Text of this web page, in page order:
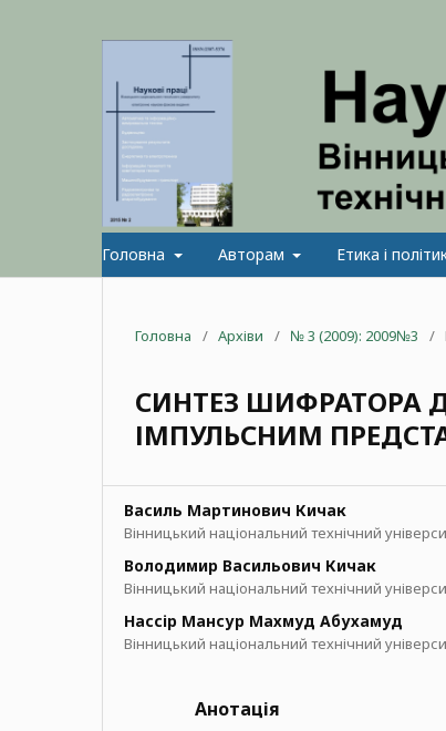
Головна Авторам Етика і
Головна / Архіви / № 3 (2009): 2009№3 /
СИНТЕЗ ШИФРАТОРА
ІМПУЛЬСНИМ
Василь Мартинович Кичак
Вінницький національний технічний
Володимир Васильович Кичак
Вінницький національний технічний
Нассір Мансур Махмуд Абухамуд
Вінницький національний технічний
Анотація